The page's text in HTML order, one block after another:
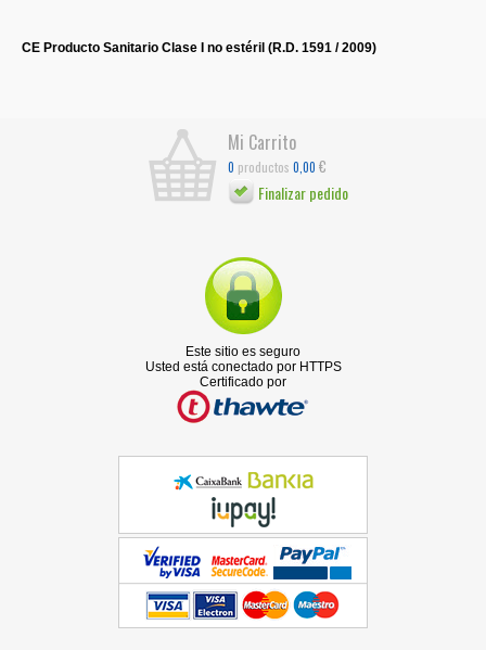
CE Producto Sanitario Clase I no estéril (R.D. 1591 / 2009)
Mi Carrito
0 productos 0,00 €
Finalizar pedido
Este sitio es seguro
Usted está conectado por HTTPS
Certificado por